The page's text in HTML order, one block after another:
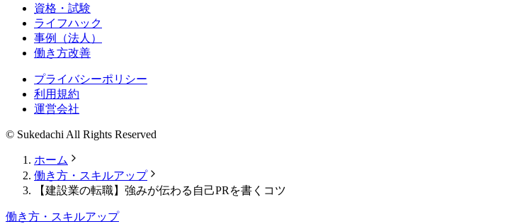
資格・試験
ライフハック
事例（法人）
働き方改善
プライバシーポリシー
利用規約
運営会社
© Sukedachi All Rights Reserved
ホーム
働き方・スキルアップ
【建設業の転職】強みが伝わる自己PRを書くコツ
働き方・スキルアップ